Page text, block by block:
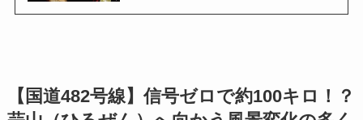
【国道482号線】信号ゼロで約100キロ！？